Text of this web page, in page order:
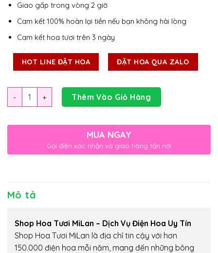
Giao gấp trong vòng 2 giờ
Cam kết 100% hoàn lại tiền nếu bạn không hài lòng
Cam kết hoa tươi trên 3 ngày
HOT LINE ĐẶT HOA ĐẶT HOA QUA ZALO
Số lượng Thêm Vào Giỏ Hàng
MUA NGAY
Gọi điện xác nhận và giao hàng tận nơi
Mô tả
Shop Hoa Tươi MiLan – Dịch Vụ Điện Hoa Uy Tín
Shop Hoa Tươi MiLan là địa chỉ tin cậy với hơn
150.000 điện hoa mỗi năm, mang đến những bông